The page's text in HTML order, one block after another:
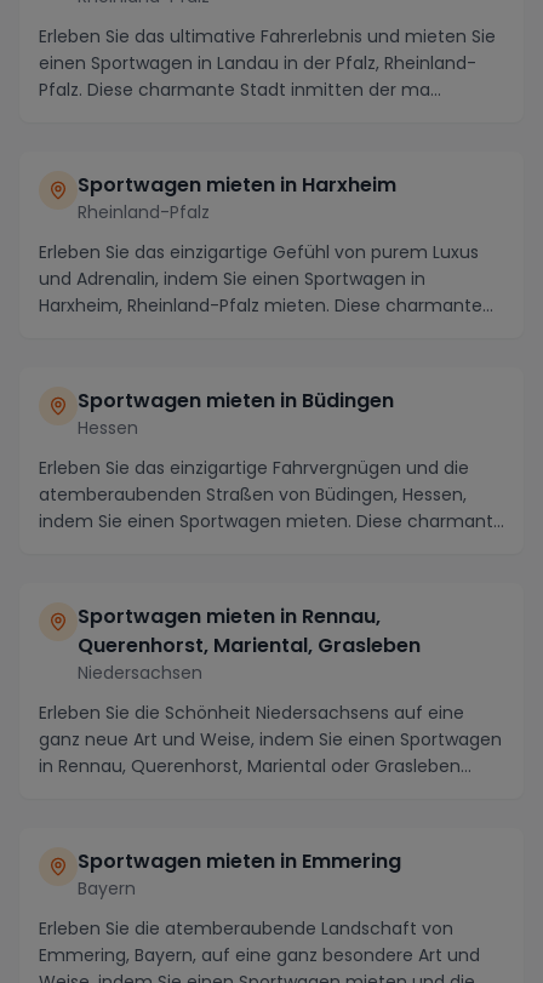
Erleben Sie das ultimative Fahrerlebnis und mieten Sie
einen Sportwagen in Landau in der Pfalz, Rheinland-
Pfalz. Diese charmante Stadt inmitten der ma...
Sportwagen mieten in Harxheim
Rheinland-Pfalz
Erleben Sie das einzigartige Gefühl von purem Luxus
und Adrenalin, indem Sie einen Sportwagen in
Harxheim, Rheinland-Pfalz mieten. Diese charmante
Sportwagen mieten in Büdingen
Hessen
Erleben Sie das einzigartige Fahrvergnügen und die
atemberaubenden Straßen von Büdingen, Hessen,
indem Sie einen Sportwagen mieten. Diese charmante
Sportwagen mieten in Rennau,
Querenhorst, Mariental, Grasleben
Niedersachsen
Erleben Sie die Schönheit Niedersachsens auf eine
ganz neue Art und Weise, indem Sie einen Sportwagen
in Rennau, Querenhorst, Mariental oder Grasleben...
Sportwagen mieten in Emmering
Bayern
Erleben Sie die atemberaubende Landschaft von
Emmering, Bayern, auf eine ganz besondere Art und